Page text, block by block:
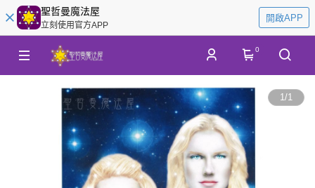
聖哲曼魔法屋
立刻使用官方APP
開啟APP
0
1/1